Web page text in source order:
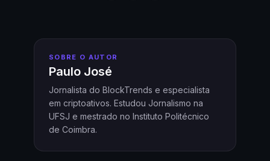
SOBRE O AUTOR
Paulo José
Jornalista do BlockTrends e especialista
em criptoativos. Estudou Jornalismo na
UFSJ e mestrado no Instituto Politécnico
de Coimbra.